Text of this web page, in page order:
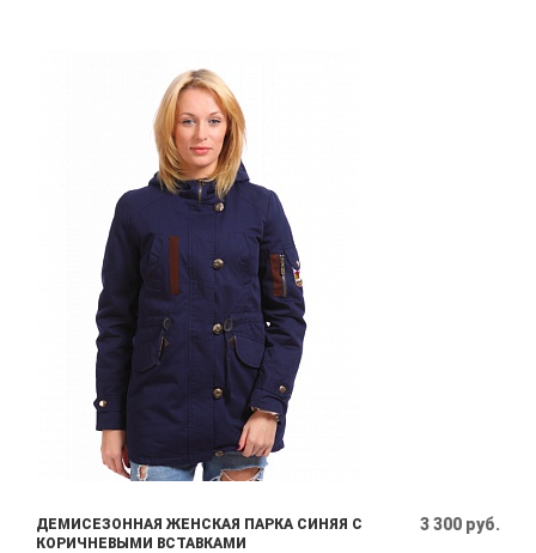
ДЕМИСЕЗОННАЯ ЖЕНСКАЯ ПАРКА СИНЯЯ С
КОРИЧНЕВЫМИ ВСТАВКАМИ
3 300 руб.